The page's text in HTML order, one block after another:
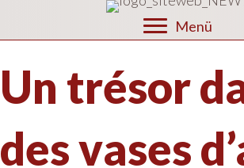
Menü
Un trésor
des vases